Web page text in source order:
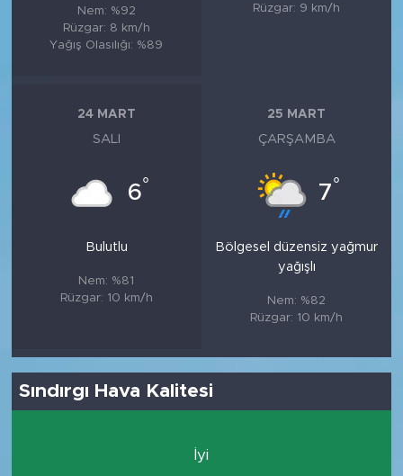
Nem: %92
Rüzgar: 8 km/h
Yağış Olasılığı: %89
Rüzgar: 9 km/h
24 MART
SALI
6°
Bulutlu
Nem: %81
Rüzgar: 10 km/h
25 MART
ÇARŞAMBA
7°
Bölgesel düzensiz yağmur
yağışlı
Nem: %82
Rüzgar: 10 km/h
Sındırgı Hava Kalitesi
İyi